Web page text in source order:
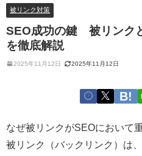
被リンク対策
SEO成功の鍵 被リンク
を徹底解説
2025年11月12日 2025年11月12日
なぜ被リンクがSEOにおいて
被リンク（バックリンク）は